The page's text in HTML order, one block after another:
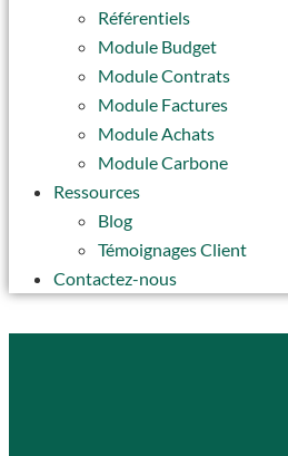
Référentiels
Module Budget
Module Contrats
Module Factures
Module Achats
Module Carbone
Ressources
Blog
Témoignages Client
Contactez-nous